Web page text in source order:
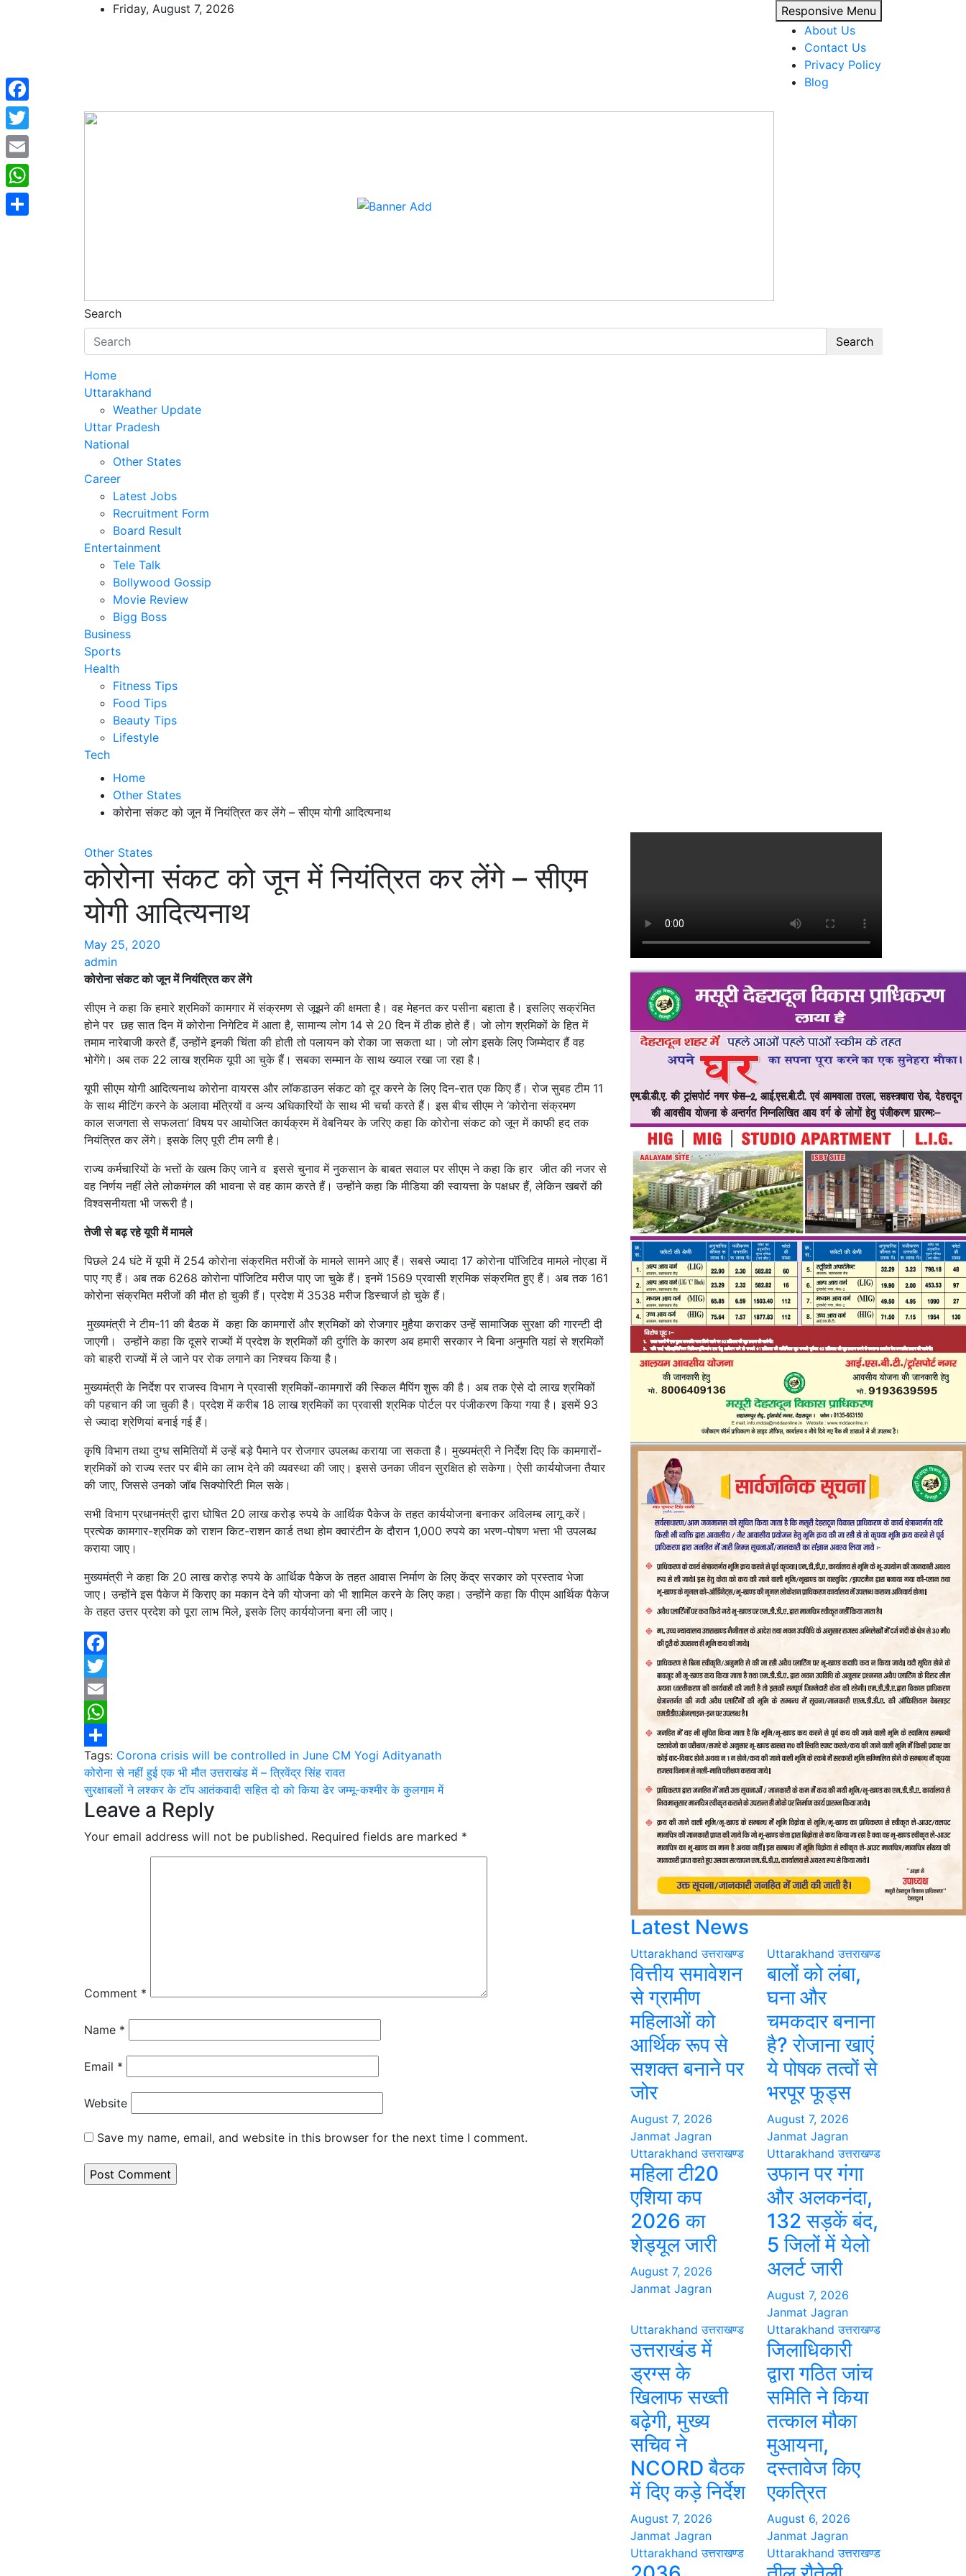
Friday, August 7, 2026
Responsive Menu
About Us
Contact Us
Privacy Policy
Blog
Search
Search
Home
Uttarakhand
Weather Update
Uttar Pradesh
National
Other States
Career
Latest Jobs
Recruitment Form
Board Result
Entertainment
Tele Talk
Bollywood Gossip
Movie Review
Bigg Boss
Business
Sports
Health
Fitness Tips
Food Tips
Beauty Tips
Lifestyle
Tech
Home
Other States
कोरोना संकट को जून में नियंत्रित कर लेंगे – सीएम योगी आदित्यनाथ
Other States
कोरोना संकट को जून में नियंत्रित कर लेंगे – सीएम
योगी आदित्यनाथ
May 25, 2020
admin
कोरोना संकट को जून में नियंत्रित कर लेंगे
सीएम ने कहा कि हमारे श्रमिकों कामगार में संक्रमण से जूझने की क्षमता है। वह मेहनत कर पसीना बहाता है। इसलिए सक्रंमित
होने पर छह सात दिन में कोरोना निगेटिव में आता है, सामान्य लोग 14 से 20 दिन में ठीक होते हैं। जो लोग श्रमिकों के हित में
तमाम नारेबाजी करते हैं, उन्होंने इनकी चिंता की होती तो पलायन को रोका जा सकता था। जो लोग इसके लिए जिम्मेदार हैं वह
भोगेंगे। अब तक 22 लाख श्रमिक यूपी आ चुके हैं। सबका सम्मान के साथ ख्याल रखा जा रहा है।
यूपी सीएम योगी आदित्यनाथ कोरोना वायरस और लॉकडाउन संकट को दूर करने के लिए दिन-रात एक किए हैं। रोज सुबह टीम 11
के साथ मीटिंग करने के अलावा मंत्रियों व अन्य अधिकारियों के साथ भी चर्चा करते हैं। इस बीच सीएम ने ‘कोरोना संक्रमण
काल सजगता से सफलता’ विषय पर आयोजित कार्यक्रम में वेबनियर के जरिए कहा कि कोरोना संकट को जून में काफी हद तक
नियंत्रित कर लेंगे। इसके लिए पूरी टीम लगी है।
राज्य कर्मचारियों के भत्तों के खत्म किए जाने व इससे चुनाव में नुकसान के बाबत सवाल पर सीएम ने कहा कि हार जीत की नजर से
वह निर्णय नहीं लेते लोकमंगल की भावना से वह काम करते हैं। उन्होंने कहा कि मीडिया की स्वायत्ता के पक्षधर हैं, लेकिन खबरों की
विश्वसनीयता भी जरूरी है।
तेजी से बढ़ रहे यूपी में मामले
पिछले 24 घंटे में यूपी में 254 कोरोना संक्रमित मरीजों के मामले सामने आए हैं। सबसे ज्यादा 17 कोरोना पॉजिटिव मामले नोएडा में
पाए गए हैं। अब तक 6268 कोरोना पॉजिटिव मरीज पाए जा चुके हैं। इनमें 1569 प्रवासी श्रमिक संक्रमित हुए हैं। अब तक 161
कोरोना संक्रमित मरीजों की मौत हो चुकी हैं। प्रदेश में 3538 मरीज डिस्चार्ज हो चुके हैं।
मुख्यमंत्री ने टीम-11 की बैठक में कहा कि कामगारों और श्रमिकों को रोजगार मुहैया कराकर उन्हें सामाजिक सुरक्षा की गारन्टी दी
जाएगी। उन्होंने कहा कि दूसरे राज्यों में प्रदेश के श्रमिकों की दुर्गति के कारण अब हमारी सरकार ने बिना अनुमति यहां से श्रमिकों
को बाहरी राज्यों में ले जाने पर रोक लगाने का निश्चय किया है।
मुख्यमंत्री के निर्देश पर राजस्व विभाग ने प्रवासी श्रमिकों-कामगारों की स्किल मैपिंग शुरू की है। अब तक ऐसे दो लाख श्रमिकों
की पहचान की जा चुकी है। प्रदेश में करीब 18 लाख श्रमिकों का प्रवासी श्रमिक पोर्टल पर पंजीकरण किया गया है। इसमें 93
से ज्यादा श्रेणियां बनाई गई हैं।
कृषि विभाग तथा दुग्ध समितियों में उन्हें बड़े पैमाने पर रोजगार उपलब्ध कराया जा सकता है। मुख्यमंत्री ने निर्देश दिए कि कामगारों-
श्रमिकों को राज्य स्तर पर बीमे का लाभ देने की व्यवस्था की जाए। इससे उनका जीवन सुरक्षित हो सकेगा। ऐसी कार्ययोजना तैयार
की जाए, जिससे उनको जॉब सिक्योरिटी मिल सके।
सभी विभाग प्रधानमंत्री द्वारा घोषित 20 लाख करोड़ रुपये के आर्थिक पैकेज के तहत कार्ययोजना बनाकर अविलम्ब लागू करें।
प्रत्येक कामगार-श्रमिक को राशन किट-राशन कार्ड तथा होम क्वारंटीन के दौरान 1,000 रुपये का भरण-पोषण भत्ता भी उपलब्ध
कराया जाए।
मुख्यमंत्री ने कहा कि 20 लाख करोड़ रुपये के आर्थिक पैकेज के तहत आवास निर्माण के लिए केंद्र सरकार को प्रस्ताव भेजा
जाए। उन्होंने इस पैकेज में किराए का मकान देने की योजना को भी शामिल करने के लिए कहा। उन्होंने कहा कि पीएम आर्थिक पैकेज
के तहत उत्तर प्रदेश को पूरा लाभ मिले, इसके लिए कार्ययोजना बना ली जाए।
Facebook
Twitter
Email
WhatsApp
Share
Tags: Corona crisis will be controlled in June CM Yogi Adityanath
Post
navigation
कोरोना से नहीं हुई एक भी मौत उत्तराखंड में – त्रिवेंद्र सिंह रावत
सुरक्षाबलों ने लश्कर के टॉप आतंकवादी सहित दो को किया ढेर जम्मू-कश्मीर के कुलगाम में
Leave a Reply
Your email address will not be published. Required fields are marked *
Comment *
Name *
Email *
Website
Save my name, email, and website in this browser for the next time I comment.
Latest News
Uttarakhand उत्तराखण्ड
वित्तीय समावेशन
से ग्रामीण
महिलाओं को
आर्थिक रूप से
सशक्त बनाने पर
जोर
August 7, 2026
Janmat Jagran
Uttarakhand उत्तराखण्ड
बालों को लंबा,
घना और
चमकदार बनाना
है? रोजाना खाएं
ये पोषक तत्वों से
भरपूर फूड्स
August 7, 2026
Janmat Jagran
Uttarakhand उत्तराखण्ड
महिला टी20
एशिया कप
2026 का
शेड्यूल जारी
August 7, 2026
Janmat Jagran
Uttarakhand उत्तराखण्ड
उफान पर गंगा
और अलकनंदा,
132 सड़कें बंद,
5 जिलों में येलो
अलर्ट जारी
August 7, 2026
Janmat Jagran
Uttarakhand उत्तराखण्ड
उत्तराखंड में
ड्रग्स के
खिलाफ सख्ती
बढ़ेगी, मुख्य
सचिव ने
NCORD बैठक
में दिए कड़े निर्देश
August 7, 2026
Janmat Jagran
Uttarakhand उत्तराखण्ड
जिलाधिकारी
द्वारा गठित जांच
समिति ने किया
तत्काल मौका
मुआयना,
दस्तावेज किए
एकत्रित
August 6, 2026
Janmat Jagran
Uttarakhand उत्तराखण्ड Uttarakhand उत्तराखण्ड
Facebook
Twitter
Email
WhatsApp